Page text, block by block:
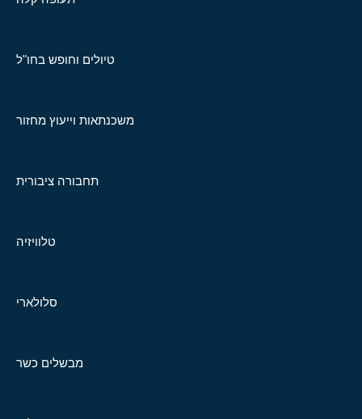
טיולים וחופש בחו"ל
משכנתאות וייעוץ מחזור
תחבורה ציבורית
טלוויזיה
סלולארי
מבשלים כשר